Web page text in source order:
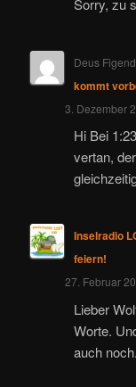
Sorry, zu
Deus
kommt
3. Dezember
Hi Bei
vertan,
Inselradio
feiern!
27. Februar
Lieber
Worte.
auch